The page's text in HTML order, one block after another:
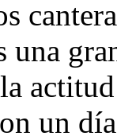
una
un